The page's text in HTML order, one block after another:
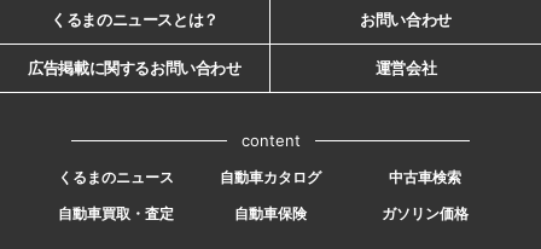
くるまのニュースとは？ お問い合わせ
広告掲載に関するお問い合わせ 運営会社
content
くるまのニュース 自動車カタログ
中古車検索
自動車買取・査定
自動車保険 ガソリン価格